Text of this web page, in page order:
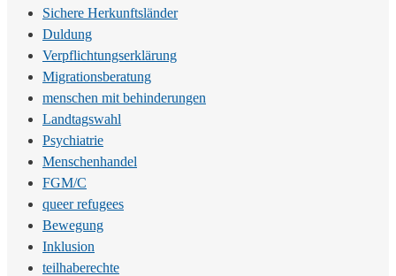
Sichere Herkunftsländer
Duldung
Verpflichtungserklärung
Migrationsberatung
menschen mit behinderungen
Landtagswahl
Psychiatrie
Menschenhandel
FGM/C
queer refugees
Bewegung
Inklusion
teilhaberechte